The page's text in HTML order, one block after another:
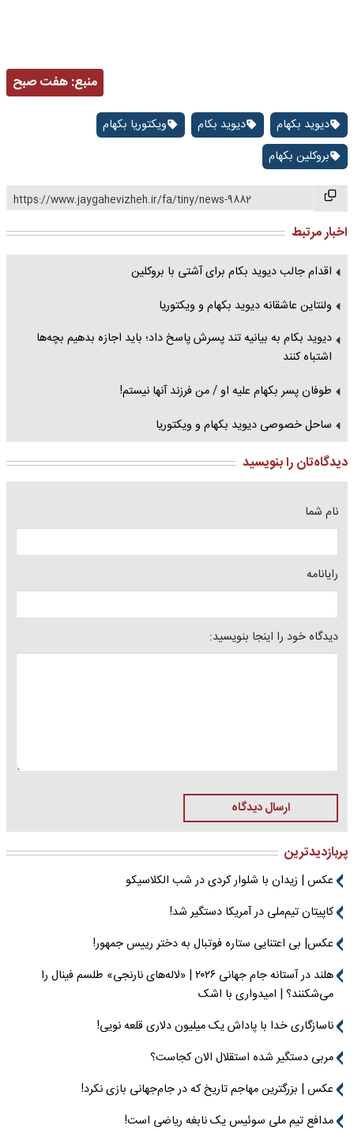
منبع:هفت صبح
دیوید بکهام دیوید بکام
ویکتوریا بکهام
بروکلین بکهام
https://www.jaygahevizheh.ir/fa/tiny/news-9882
اخبار مرتبط
اقدام جالب دیوید بکام برای آشتی با بروکلین
ولنتاین عاشقانه دیوید بکهام و ویکتوریا
دیوید بکام به بیانیه تند پسرش پاسخ داد؛ باید اجازه بدهیم بچه‌ها
اشتباه‌ کنند
طوفان پسر بکهام علیه او / من فرزند آنها نیستم!
ساحل خصوصی دیوید بکهام و ویکتوریا
دیدگاه‌تان را بنویسید
نام شما
رایانامه
دیدگاه خود را اینجا بنویسید:
ارسال دیدگاه
پربازدیدترین
عکس | زیدان با شلوار کردی در شب الکلاسیکو
کاپیتان تیم‌ملی در آمریکا دستگیر شد!
عکس| بی اعتنایی ستاره فوتبال به دختر رییس جمهور!
هلند در آستانه جام جهانی ۲۰۲۶ | «لاله‌های نارنجی» طلسم فینال را
می‌شکنند؟ | امیدواری با اشک
ناسازگاری خدا با پاداش یک میلیون دلاری قلعه نویی!
مربی دستگیر شده استقلال الان کجاست؟
عکس | بزرگترین مهاجم تاریخ که در جام‌جهانی بازی نکرد!
مدافع تیم ملی سوئیس یک نابغه ریاضی است!